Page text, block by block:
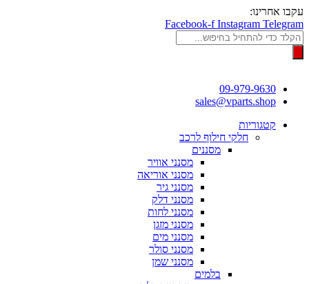
דלג
לתוכן
עקבו אחרינו:
Facebook-f Instagram Telegram
Products
search
09-979-9630
sales@vparts.shop
קטגוריות
חלקי חילוף לרכב
מסננים
מסנני אוויר
מסנני אוריאה
מסנני גיר
מסנני דלק
מסנני לחות
מסנני מזגן
מסנני מים
מסנני סולר
מסנני שמן
בלמים